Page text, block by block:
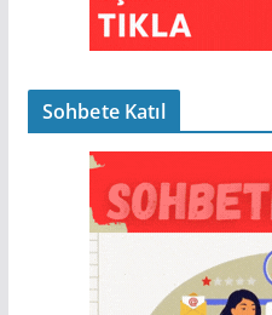
Sohbete Katıl